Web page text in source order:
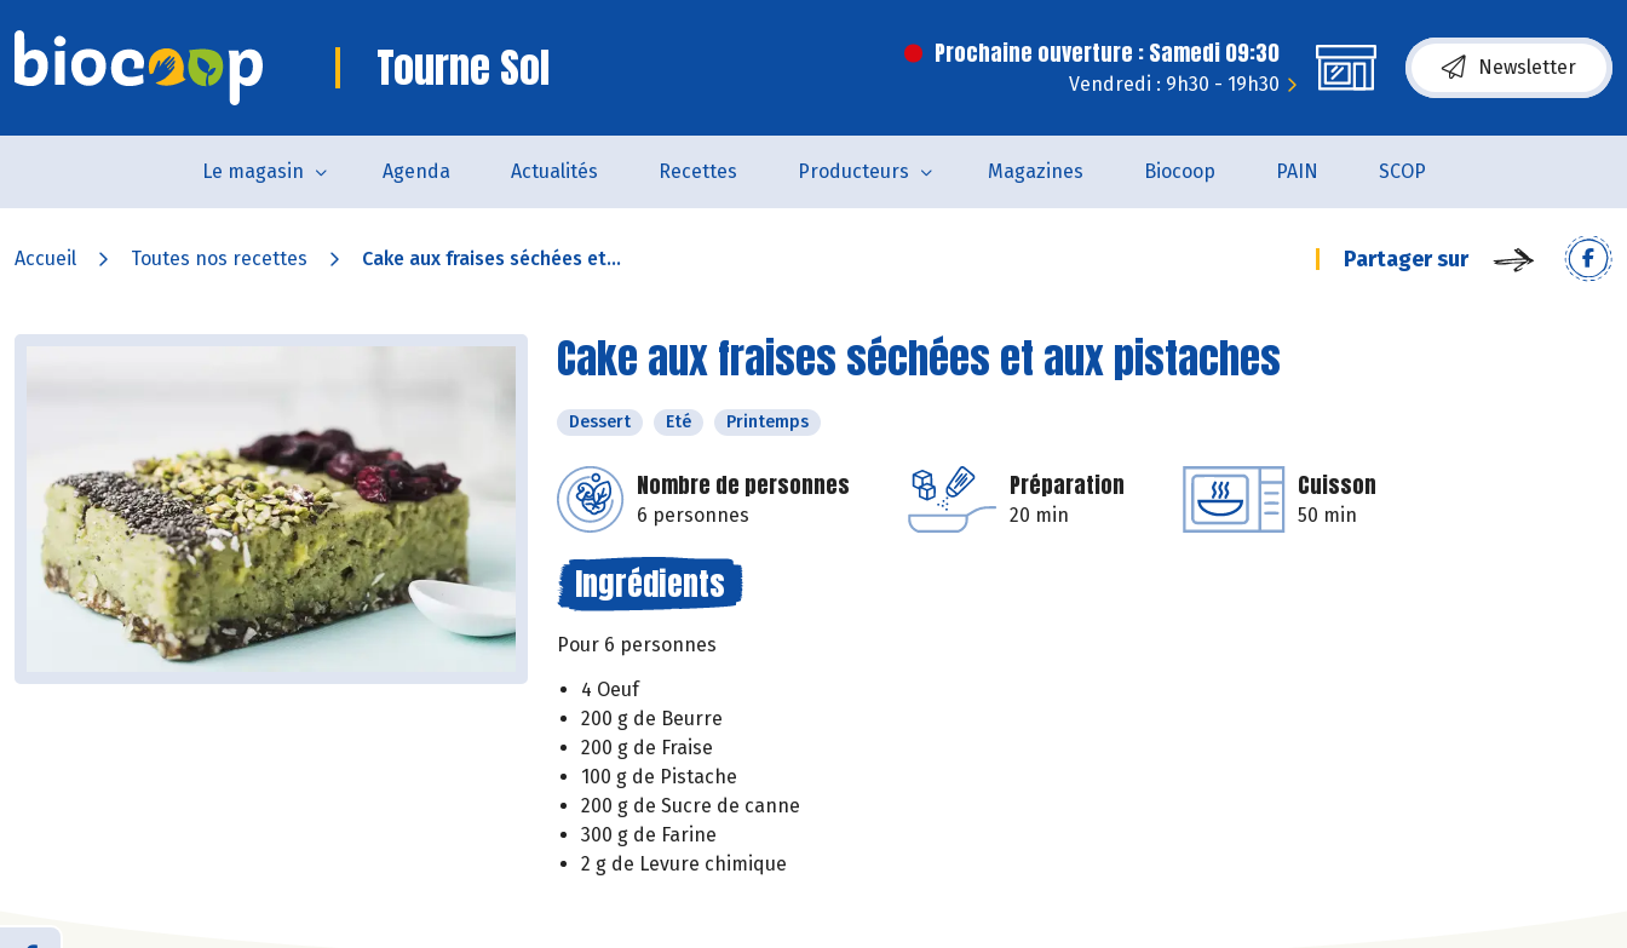
Tourne Sol Prochaine ouverture : Samedi 09:30
Vendredi : 9h30 - 19h30
Newsletter
Le magasin Agenda Actualités Recettes Producteurs Magazines Biocoop PAIN SCOP
Accueil Toutes nos recettes Cake aux fraises séchées et... Partager sur
Cake aux fraises séchées et aux pistaches
Dessert Eté Printemps
Nombre de personnes
6 personnes
Préparation
20 min
Cuisson
50 min
Ingrédients
Pour 6 personnes
4 Oeuf
200 g de Beurre
200 g de Fraise
100 g de Pistache
200 g de Sucre de canne
300 g de Farine
2 g de Levure chimique